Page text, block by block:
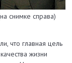
снимке справа)
что главная цель
жизни